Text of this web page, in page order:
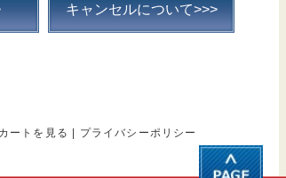
キャンセルについて>>>
カートを見る プライバシーポリシー